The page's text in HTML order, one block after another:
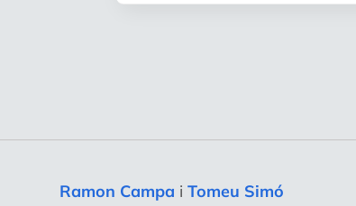
Ramon Campa i Tomeu Simó